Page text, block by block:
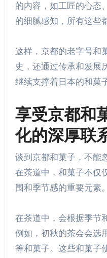
的内容，如工匠的心态
的细腻感知，所有这些
这样，京都的老字号和
史，还通过传承和发展
继续支撑着日本的和菓
享受京都和
化的深厚联
谈到京都和菓子，不能
在茶道中，和菓子不仅
围和季节感的重要元素。
在茶道中，会根据季节
例如，初秋的茶会会选
等和菓子。这些和菓子